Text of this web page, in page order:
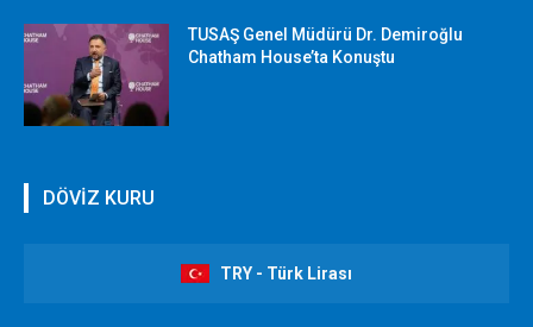
TUSAŞ Genel Müdürü Dr. Demiroğlu
Chatham House’ta Konuştu
DÖVİZ KURU
TRY - Türk Lirası